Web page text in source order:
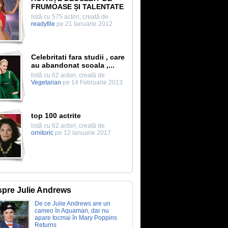
FRUMOASE ȘI TALENTATE
listă cu 575 actori, creată de
readyfile pe 21 Ianuarie 2012
Celebritati fara studii , care
au abandonat scoala ,...
listă cu 62 actori, creată de
Vegetarian pe 14 Februarie 2013
top 100 actrite
listă cu 62 actori, creată de
ornitoric pe 12 Ianuarie 2017
Julie Andrews
De ce Julie Andrews are un
cameo în Aquaman, dar nu
apare tocmai în Mary Poppins
Returns